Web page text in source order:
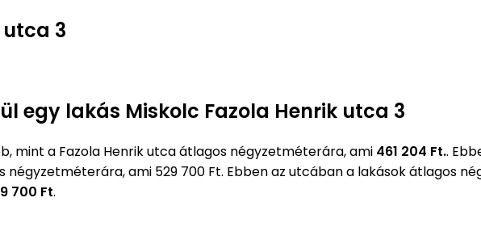
3
egy lakás Miskolc Fazola Henrik utca 3
mint a Fazola Henrik utca átlagos négyzetméterára, ami 461 204 Ft..
négyzetméterára, ami 529 700 Ft. Ebben az utcában a lakások átlagos
700 Ft.